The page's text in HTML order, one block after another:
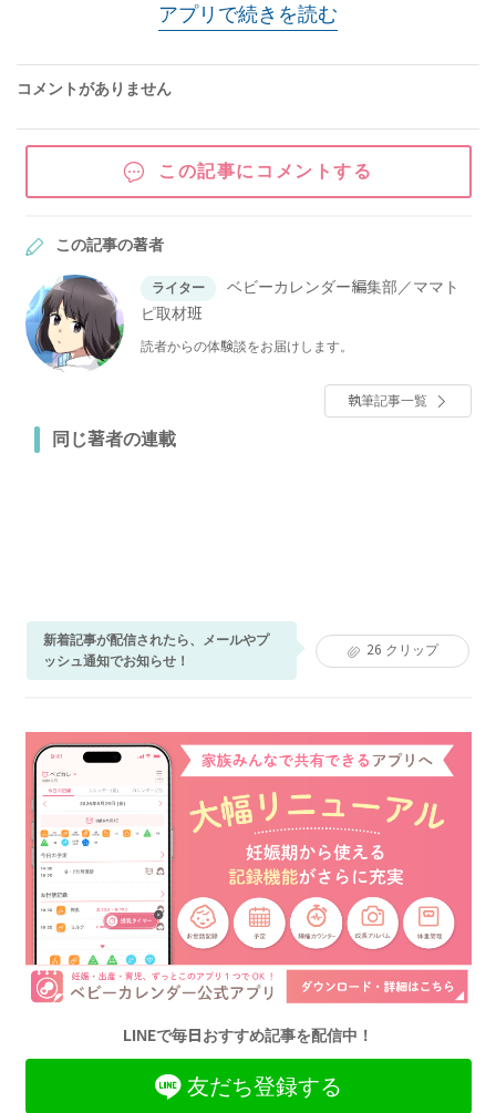
アプリで続きを読む
コメントがありません
この記事にコメントする
この記事の著者
ライター
ベビーカレンダー編集部／ママト
ピ取材班
読者からの体験談をお届けします。
執筆記事一覧
同じ著者の連載
新着記事が配信されたら、メールやプ
ッシュ通知でお知らせ！
26 クリップ
LINEで毎日おすすめ記事を配信中！
友だち登録する